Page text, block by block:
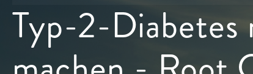
Typ-2-Diabetes